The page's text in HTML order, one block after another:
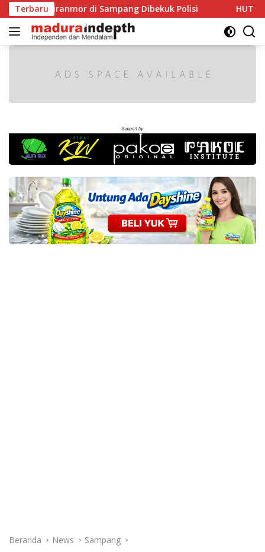
Langsung
ke
konten
Terbarudi Sampang Dibekuk Polisi HUT RI ke-81
Beranda News Sampang